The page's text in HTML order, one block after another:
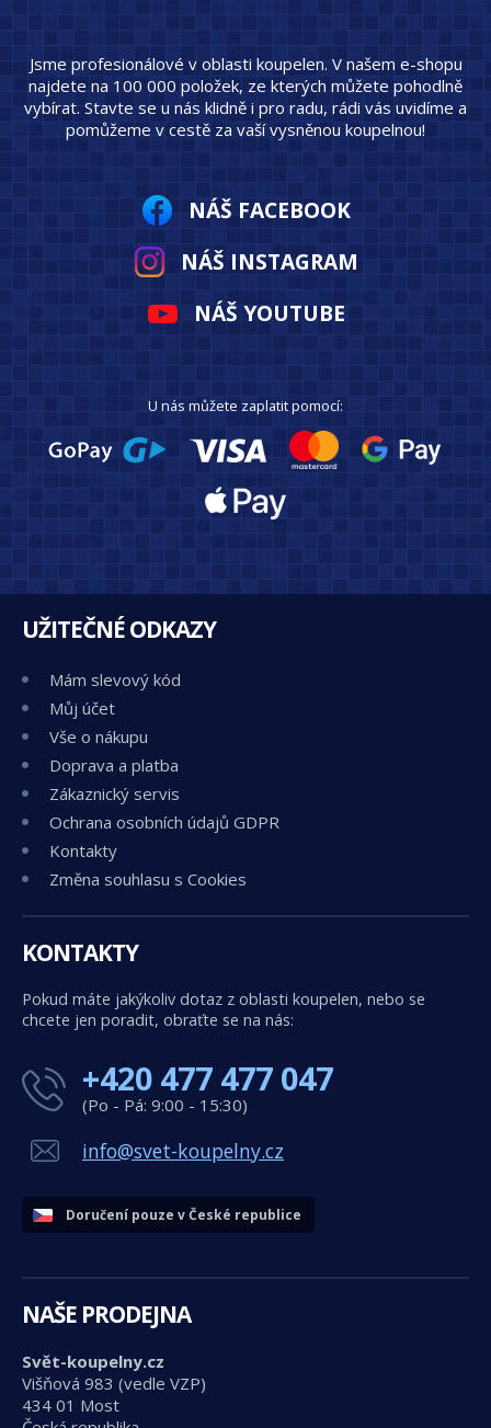
Jsme profesionálové v oblasti koupelen. V našem e-shopu
najdete na 100 000 položek, ze kterých můžete pohodlně
vybírat. Stavte se u nás klidně i pro radu, rádi vás uvidíme a
pomůžeme v cestě za vaší vysněnou koupelnou!
NÁŠ FACEBOOK
NÁŠ INSTAGRAM
NÁŠ YOUTUBE
U nás můžete zaplatit pomocí:
UŽITEČNÉ ODKAZY
Mám slevový kód
Můj účet
Vše o nákupu
Doprava a platba
Zákaznický servis
Ochrana osobních údajů GDPR
Kontakty
Změna souhlasu s Cookies
KONTAKTY
Pokud máte jakýkoliv dotaz z oblasti koupelen, nebo se
chcete jen poradit, obraťte se na nás:
+420 477 477 047
(Po - Pá: 9:00 - 15:30)
info@svet-koupelny.cz
Doručení pouze v České republice
NAŠE PRODEJNA
Svět-koupelny.cz
Višňová 983 (vedle VZP)
434 01 Most